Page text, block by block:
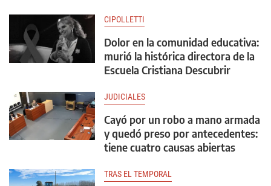
CIPOLLETTI
Dolor en la comunidad educativa:
murió la histórica directora de la
Escuela Cristiana Descubrir
JUDICIALES
Cayó por un robo a mano armada
y quedó preso por antecedentes:
tiene cuatro causas abiertas
TRAS EL TEMPORAL